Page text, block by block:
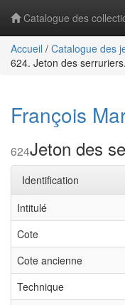
Catalogue des
Accueil / Catalogue des
624. Jeton des serruriers.
François
624Jeton des
Identification
Intitulé
Cote
Cote ancienne
Technique